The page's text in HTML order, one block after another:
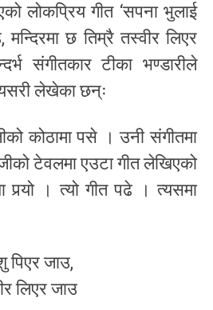
लोकप्रिय गीत ‘सपना भुलाई
छ तिम्रै तस्वीर लिएर
संगीतकार टीका भण्डारीले
लेखेका छन्ः
कोठामा पसे । उनी संगीतमा
टेवलमा एउटा गीत लेखिएको
। त्यो गीत पढे । त्यसमा
पिएर जाउ,
लिएर जाउ